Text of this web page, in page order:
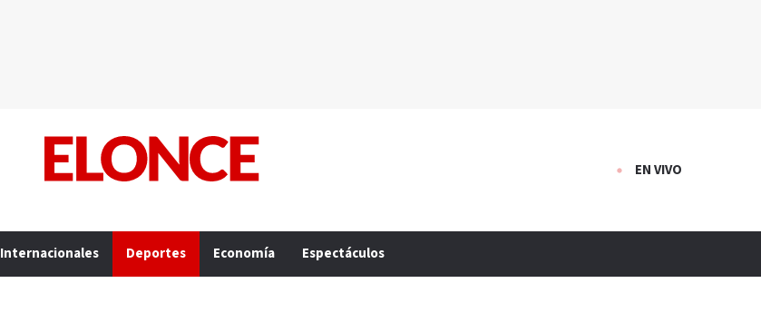
EN VIVO
Internacionales Deportes Economía Espectáculos